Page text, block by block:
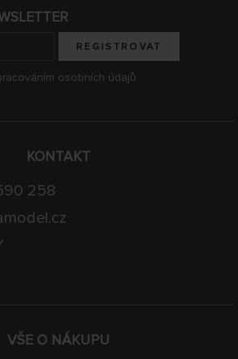
VŠE O NÁKUPU
KONTAKT
258
REGISTROVAT
osobních údajů